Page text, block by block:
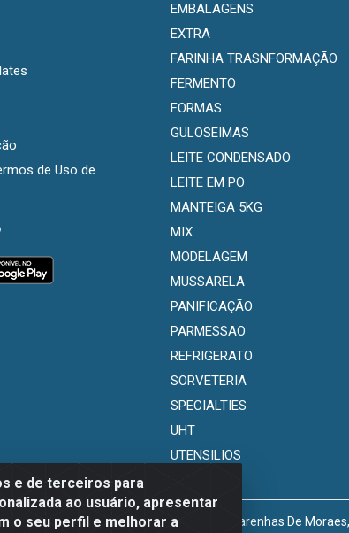
e de terceiros para
ao usuário, apresentar
o seu perfil e melhorar a
de Uso de
EMBALAGENS
EXTRA
FARINHA TRASNFORMAÇÃO
FERMENTO
FORMAS
GULOSEIMAS
LEITE CONDENSADO
LEITE EM PO
MANTEIGA 5KG
MIX
MODELAGEM
MUSSARELA
PANIFICAÇÃO
PARMESSAO
REFRIGERATO
SORVETERIA
SPECIALTIES
UHT
UTENSILIOS
Alimentos LTDA - Avenida Marechal Mascarenhas De